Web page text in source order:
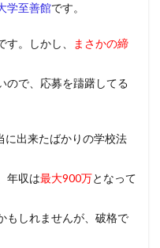
学至善館です。
。しかし、
まさかの締
ので、応募を躊躇してる
に出来たばかりの学校法
年収は最大900万となって
もしれませんが、破格で